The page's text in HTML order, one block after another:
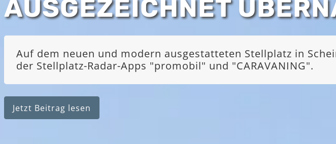
AUSGEZEICHNET
Auf dem neuen und modern ausgestatteten Stellplatz in
der Stellplatz-Radar-Apps "promobil" und "CARAVANING".
Jetzt Beitrag lesen